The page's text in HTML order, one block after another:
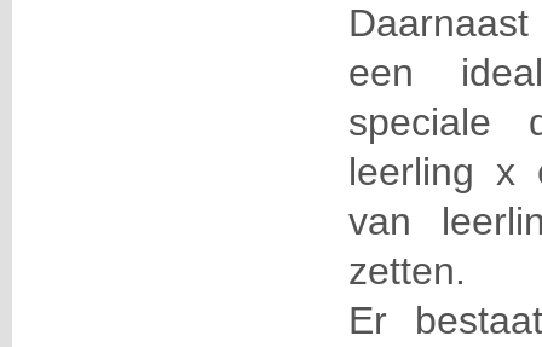
een
speciale
leerling x
van
zetten.
Er